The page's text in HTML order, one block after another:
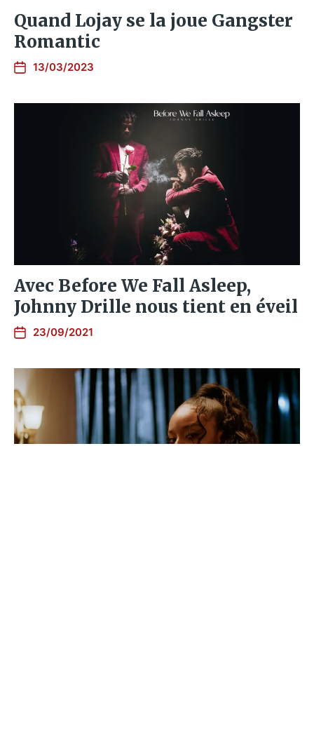
Quand Lojay se la joue Gangster
Romantic
13/03/2023
Avec Before We Fall Asleep,
Johnny Drille nous tient en éveil
23/09/2021